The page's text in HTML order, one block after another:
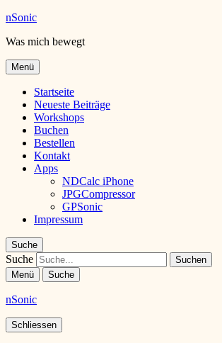
nSonic
Was mich bewegt
Menü
Startseite
Neueste Beiträge
Workshops
Buchen
Bestellen
Kontakt
Apps
NDCalc iPhone
JPGCompressor
GPSonic
Impressum
Suche
Suche
Menü Suche
nSonic
Schliessen